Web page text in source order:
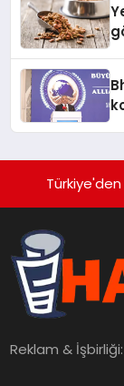
Reklam &